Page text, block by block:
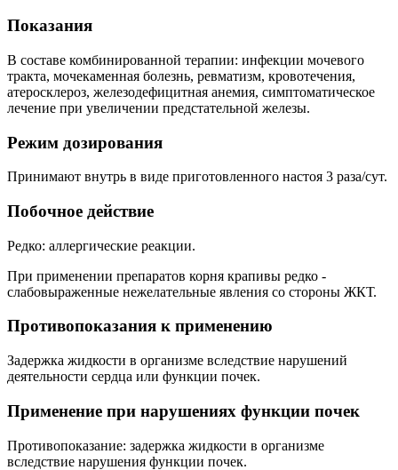
Показания
В составе комбинированной терапии: инфекции мочевого
тракта, мочекаменная болезнь, ревматизм, кровотечения,
атеросклероз, железодефицитная анемия, симптоматическое
лечение при увеличении предстательной железы.
Режим дозирования
Принимают внутрь в виде приготовленного настоя 3 раза/сут.
Побочное действие
Редко: аллергические реакции.
При применении препаратов корня крапивы редко -
слабовыраженные нежелательные явления со стороны ЖКТ.
Противопоказания к применению
Задержка жидкости в организме вследствие нарушений
деятельности сердца или функции почек.
Применение при нарушениях функции почек
Противопоказание: задержка жидкости в организме
вследствие нарушения функции почек.